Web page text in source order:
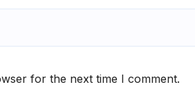
for the next time I comment.